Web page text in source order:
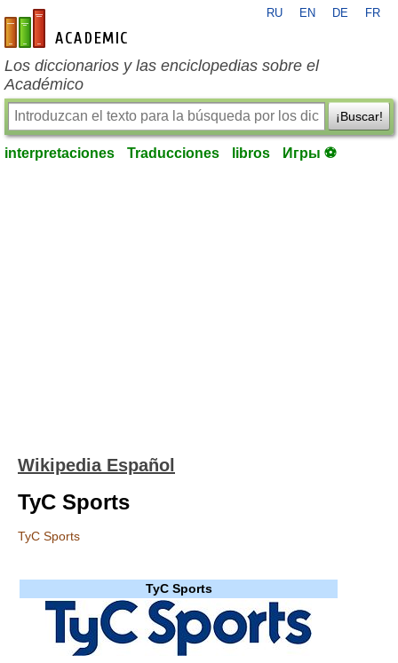
es-academic.com
RU EN DE FR
Los diccionarios y las enciclopedias sobre el
Académico
¡Buscar!
interpretaciones Traducciones libros Игры ⚽
Wikipedia Español
TyC Sports
TyC Sports
TyC Sports